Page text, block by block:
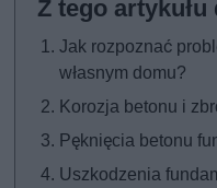
Jak rozpoznać
własnym domu?
Korozja betonu i
Pęknięcia betonu
Uszkodzenia